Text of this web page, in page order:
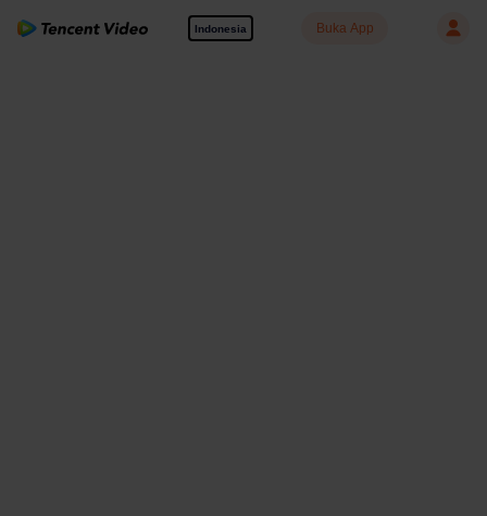
Indonesia Buka App